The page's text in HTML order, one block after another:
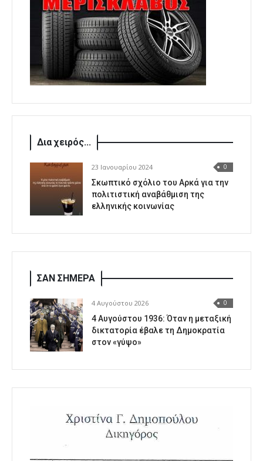
Δια χειρός...
23 Ιανουαρίου 2024 0
Σκωπτικό σχόλιο του Αρκά για την
πολιτιστική αναβάθμιση της
ελληνικής κοινωνίας
ΣΑΝ ΣΗΜΕΡΑ
4 Αυγούστου 2026 0
4 Αυγούστου 1936: Όταν η μεταξική
δικτατορία έβαλε τη Δημοκρατία
στον «γύψο»